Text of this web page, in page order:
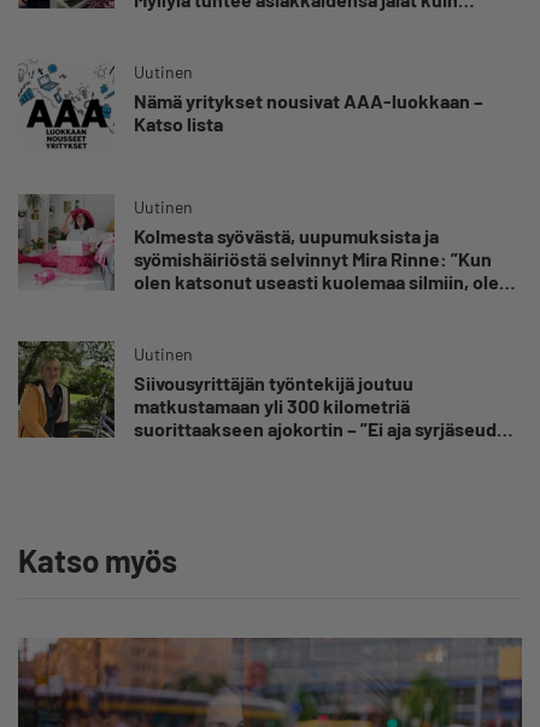
Uutinen
Nämä yritykset nousivat AAA-luokkaan –
Katso lista
Uutinen
Kolmesta syövästä, uupumuksista ja
syömishäiriöstä selvinnyt Mira Rinne: ”Kun
olen katsonut useasti kuolemaa silmiin, olen
Uutinen
Siivousyrittäjän työntekijä joutuu
matkustamaan yli 300 kilometriä
suorittaakseen ajokortin – ”Ei aja syrjäseudun
Katso myös